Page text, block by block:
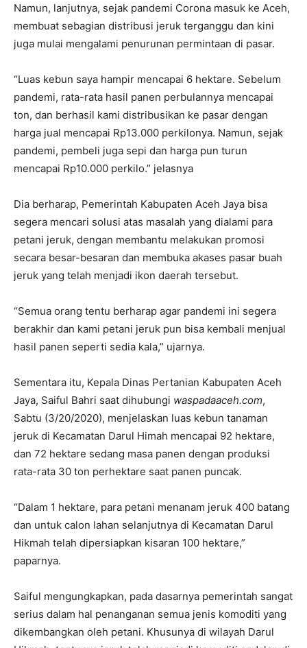
Namun, lanjutnya, sejak pandemi Corona masuk ke Aceh,
membuat sebagian distribusi jeruk terganggu dan kini
juga mulai mengalami penurunan permintaan di pasar.
“Luas kebun saya hampir mencapai 6 hektare. Sebelum
pandemi, rata-rata hasil panen perbulannya mencapai
ton, dan berhasil kami distribusikan ke pasar dengan
harga jual mencapai Rp13.000 perkilonya. Namun, sejak
pandemi, pembeli juga sepi dan harga pun turun
mencapai Rp10.000 perkilo.” jelasnya
Dia berharap, Pemerintah Kabupaten Aceh Jaya bisa
segera mencari solusi atas masalah yang dialami para
petani jeruk, dengan membantu melakukan promosi
secara besar-besaran dan membuka akases pasar buah
jeruk yang telah menjadi ikon daerah tersebut.
“Semua orang tentu berharap agar pandemi ini segera
berakhir dan kami petani jeruk pun bisa kembali menjual
hasil panen seperti sedia kala,” ujarnya.
Sementara itu, Kepala Dinas Pertanian Kabupaten Aceh
Jaya, Saiful Bahri saat dihubungi waspadaaceh.com,
Sabtu (3/20/2020), menjelaskan luas kebun tanaman
jeruk di Kecamatan Darul Himah mencapai 92 hektare,
dan 72 hektare sedang masa panen dengan produksi
rata-rata 30 ton perhektare saat panen puncak.
“Dalam 1 hektare, para petani menanam jeruk 400 batang
dan untuk calon lahan selanjutnya di Kecamatan Darul
Hikmah telah dipersiapkan kisaran 100 hektare,”
paparnya.
Saiful mengungkapkan, pada dasarnya pemerintah sangat
serius dalam hal penanganan semua jenis komoditi yang
dikembangkan oleh petani. Khusunya di wilayah Darul